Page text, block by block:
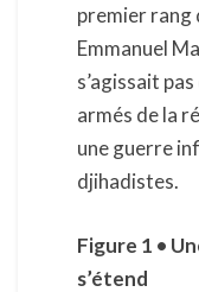
premier rang
Emmanuel
s’agissait
armés de la
une guerre
djihadistes.
Figure 1 •
s’étend